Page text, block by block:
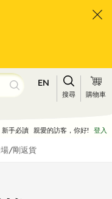
EN
搜尋 購物車
新手必讀 親愛的訪客，你好! 登入
/剛返貨